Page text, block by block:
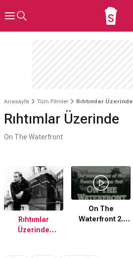
Anasayfa Tüm Filmler Rıhtımlar Üzerinde
Rıhtımlar Üzerinde
On The Waterfront
Rıhtımlar
Üzerinde
On The
Waterfront 2.